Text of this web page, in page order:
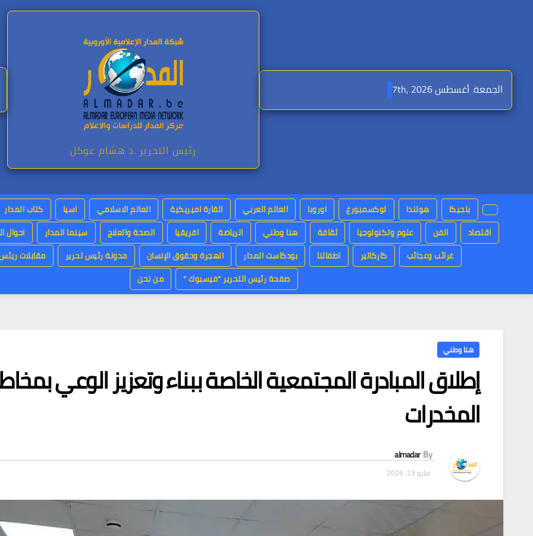
الجمعة. أغسطس 7th, 2026
رئيس التحرير .د هشام عوكل
بلجيكا هولندا لوكسمبورغ اوروبا العالم العربي القارة اميريكية العالم الاسلامي اسيا كتاب المدار
اقتصاد
الفن علوم وتكنولوجيا ثقافة هنا وطني الرياضة افريقيا الصحة والعلاج سينما المدار احوال
غرائب وعجائب
كاركاتير اطفالنا بودكاست المدار الهجرة وحقوق الإنسان مدونة رئيس تحرير
مقابلات
صفحة رئيس التحرير “فيسبوك “
من نحن
هنا وطني
إطلاق المبادرة المجتمعية الخاصة ببناء وتعزيز الوعي
المخدرات
By
almadar
مايو 23, 2026